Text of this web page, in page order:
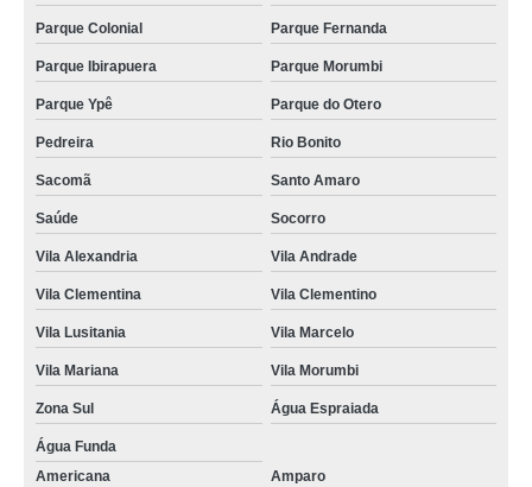
Parque Colonial Parque Fernanda
Parque Ibirapuera Parque Morumbi
Parque Ypê Parque do Otero
Pedreira Rio Bonito
Sacomã Santo Amaro
Saúde Socorro
Vila Alexandria Vila Andrade
Vila Clementina Vila Clementino
Vila Lusitania Vila Marcelo
Vila Mariana Vila Morumbi
Zona Sul Água Espraiada
Água Funda
Americana
Amparo